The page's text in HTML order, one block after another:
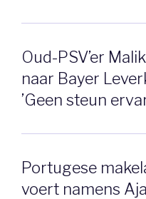
Oud-PSV’er
naar Bayer
’Geen steun
Portugese
voert namens